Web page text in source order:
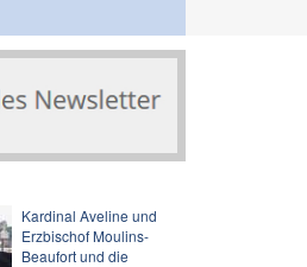
Kardinal Aveline und
Erzbischof Moulins-
Beaufort und die